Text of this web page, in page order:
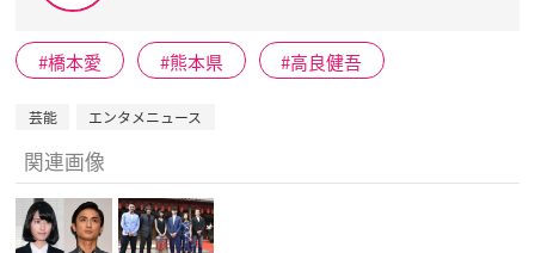
橋本愛 熊本県 高良健吾
芸能 エンタメニュース
関連画像